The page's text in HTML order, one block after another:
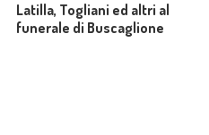
Latilla, Togliani ed altri al
funerale di Buscaglione